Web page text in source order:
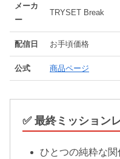
メーカ
ー
TRYSET Break
配信日 お手頃価格
公式 商品ページ
✅ 最終ミッション
ひとつの純粋な